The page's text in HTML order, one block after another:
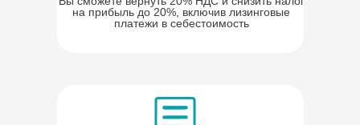
на прибыль до 20%, включив лизинговые
платежи в себестоимость